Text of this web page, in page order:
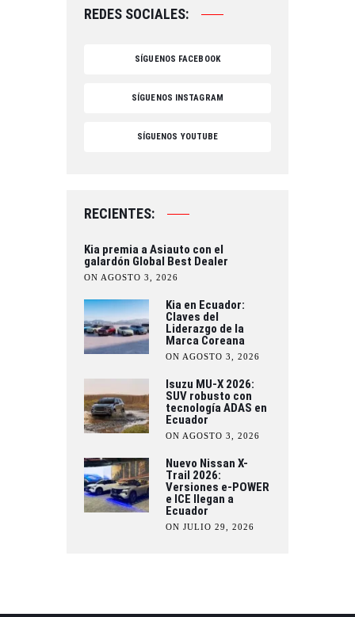
REDES SOCIALES:
SÍGUENOS FACEBOOK
SÍGUENOS INSTAGRAM
SÍGUENOS YOUTUBE
RECIENTES:
Kia premia a Asiauto con el
galardón Global Best Dealer
ON AGOSTO 3, 2026
Kia en Ecuador:
Claves del
Liderazgo de la
Marca Coreana
ON AGOSTO 3, 2026
Isuzu MU-X 2026:
SUV robusto con
tecnología ADAS en
Ecuador
ON AGOSTO 3, 2026
Nuevo Nissan X-
Trail 2026:
Versiones e-POWER
e ICE llegan a
Ecuador
ON JULIO 29, 2026